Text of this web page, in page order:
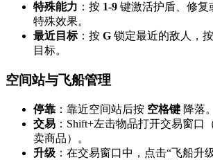
特殊能力 ：按 1-9 键激活护盾、修复
特殊效果。
最近目标：按 G 锁定最近的敌人，按
目标。
空间站与飞船管理
停靠 ：靠近空间站后按 空格键 降落。
交易 ：Shift+左击物品打开交易窗口
卖商品）。
升级 ：在交易窗口中，点击“飞船升